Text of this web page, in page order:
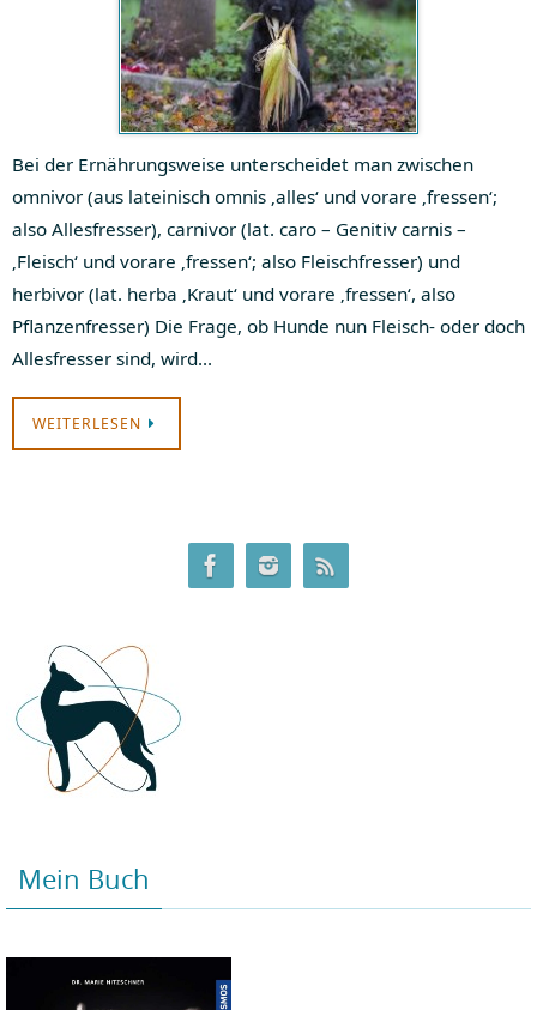
Bei der Ernährungsweise unterscheidet man zwischen
omnivor (aus lateinisch omnis ‚alles‘ und vorare ‚fressen‘;
also Allesfresser), carnivor (lat. caro – Genitiv carnis –
‚Fleisch‘ und vorare ‚fressen‘; also Fleischfresser) und
herbivor (lat. herba ‚Kraut‘ und vorare ‚fressen‘, also
Pflanzenfresser) Die Frage, ob Hunde nun Fleisch- oder doch
Allesfresser sind, wird…
WEITERLESEN
Mein Buch